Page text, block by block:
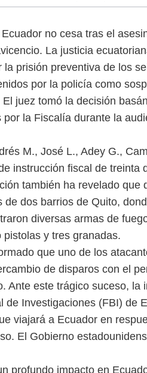
no cesa tras el
La justicia
prisión preventiva de los
por la policía como
juez tomó la decisión
la Fiscalía durante la
M., José L., Adey G.,
instrucción fiscal de treinta
también ha revelado que
dos barrios de Quito,
diversas armas de
y tres granadas.
que uno de los
de disparos con el
Ante este trágico suceso, la
de Investigaciones (FBI) de
viajará a Ecuador en
El Gobierno
profundo impacto en